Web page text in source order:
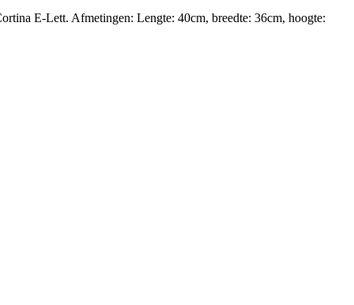
E-Lett. Afmetingen: Lengte: 40cm, breedte: 36cm, hoogte: